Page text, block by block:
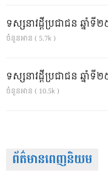
ទស្សនាវដ្ដីប្រជាជន ឆ្នាំ
ចំនួនអាន ( 5.7k )
ទស្សនាវដ្ដីប្រជាជន ឆ្នាំ
ចំនួនអាន ( 10.5k )
ព័ត៌មានពេញនិយម